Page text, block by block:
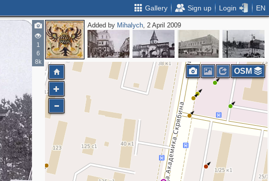
Gallery Sign up Login EN
1
6
8k
Added by Mihalych, 2 April 2009
2
2
OSM